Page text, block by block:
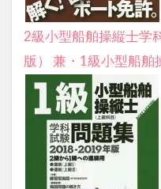
2級小型船舶操縦士学
版） 兼・1級小型船舶